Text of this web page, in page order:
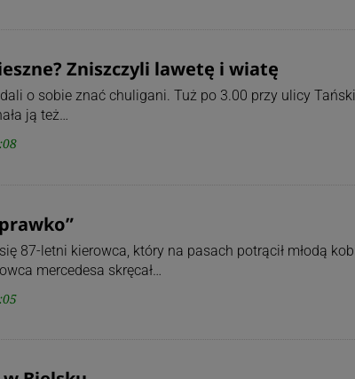
Zniszczyli lawetę i wiatę
o sobie znać chuligani. Tuż po 3.00 przy ulicy
ją też…
87-letni kierowca, który na pasach potrącił młodą
mercedesa skręcał…